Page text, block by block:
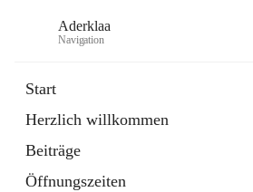
Aderklaa
Navigation
Start
Herzlich willkommen
Beiträge
Öffnungszeiten
6 Schnellzugriffe